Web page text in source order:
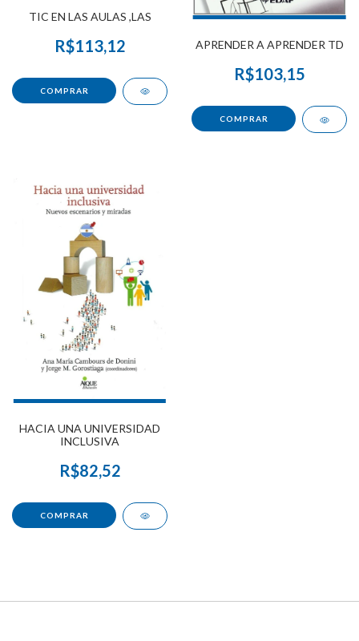
TIC EN LAS AULAS ,LAS
R$113,12 APRENDER A APRENDER TD
R$103,15
HACIA UNA UNIVERSIDAD
INCLUSIVA
R$82,52